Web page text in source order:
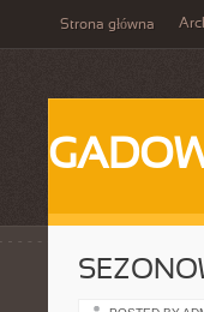
Strona główna